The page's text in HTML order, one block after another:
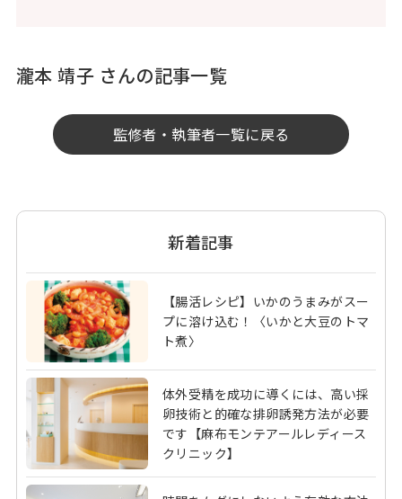
瀧本 靖子 さんの記事一覧
監修者・執筆者一覧に戻る
新着記事
【腸活レシピ】いかのうまみがスー
プに溶け込む！〈いかと大豆のトマ
ト煮〉
体外受精を成功に導くには、高い採
卵技術と的確な排卵誘発方法が必要
です【麻布モンテアールレディース
クリニック】